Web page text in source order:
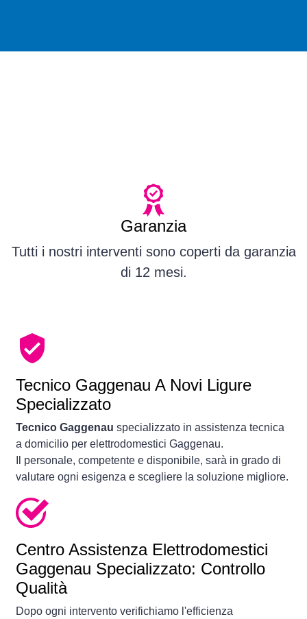
Garanzia
Tutti i nostri interventi sono coperti da garanzia
di 12 mesi.
Tecnico Gaggenau A Novi Ligure
Specializzato
Tecnico Gaggenau specializzato in assistenza tecnica
a domicilio per elettrodomestici Gaggenau.
Il personale, competente e disponibile, sarà in grado di
valutare ogni esigenza e scegliere la soluzione migliore.
Centro Assistenza Elettrodomestici
Gaggenau Specializzato: Controllo
Qualità
Dopo ogni intervento verifichiamo l'efficienza